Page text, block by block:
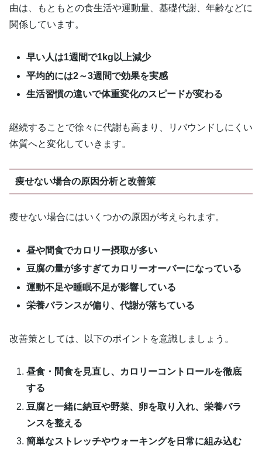
由は、もともとの食生活や運動量、基礎代謝、年齢などに
関係しています。
早い人は1週間で1kg以上減少
平均的には2～3週間で効果を実感
生活習慣の違いで体重変化のスピードが変わる
継続することで徐々に代謝も高まり、リバウンドしにくい
体質へと変化していきます。
痩せない場合の原因分析と改善策
痩せない場合にはいくつかの原因が考えられます。
昼や間食でカロリー摂取が多い
豆腐の量が多すぎてカロリーオーバーになっている
運動不足や睡眠不足が影響している
栄養バランスが偏り、代謝が落ちている
改善策としては、以下のポイントを意識しましょう。
昼食・間食を見直し、カロリーコントロールを徹底
する
豆腐と一緒に納豆や野菜、卵を取り入れ、栄養バラ
ンスを整える
簡単なストレッチやウォーキングを日常に組み込む